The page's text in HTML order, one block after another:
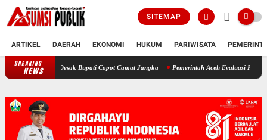
SITEMAP
ARTIKEL DAERAH EKONOMI HUKUM PARIWISATA
BREAKING
NEWS Polemik SKT Korban Bencana di Bireuen: Pimpinan DPRK Desak Bupati